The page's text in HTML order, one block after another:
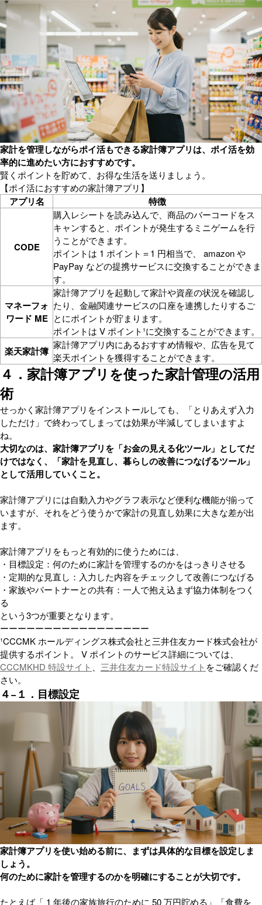
家計を管理しながらポイ活もできる家計簿アプリは、ポイ活を効
率的に進めたい方におすすめです。
賢くポイントを貯めて、お得な生活を送りましょう。
【ポイ活におすすめの家計簿アプリ】
アプリ名 特徴
CODE
購入レシートを読み込んで、商品のバーコードをス
キャンすると、ポイントが発生するミニゲームを行
うことができます。
ポイントは 1 ポイント＝1 円相当で、 amazon や
PayPay などの提携サービスに交換することができま
す。
マネーフォ
ワード ME
家計簿アプリを起動して家計や資産の状況を確認し
たり、金融関連サービスの口座を連携したりするご
とにポイントが貯まります。
ポイントは V ポイント¹に交換することができます。
楽天家計簿
家計簿アプリ内にあるおすすめ情報や、広告を見て
楽天ポイントを獲得することができます。
４．家計簿アプリを使った家計管理の活用
術
せっかく家計簿アプリをインストールしても、「とりあえず入力
しただけ」で終わってしまっては効果が半減してしまいますよ
ね。
大切なのは、家計簿アプリを「お金の見える化ツール」としてだ
けではなく、「家計を見直し、暮らしの改善につなげるツール」
として活用していくこと。
家計簿アプリには自動入力やグラフ表示など便利な機能が揃って
いますが、それをどう使うかで家計の見直し効果に大きな差が出
ます。
家計簿アプリをもっと有効的に使うためには、
・目標設定：何のために家計を管理するのかをはっきりさせる
・定期的な見直し：入力した内容をチェックして改善につなげる
・家族やパートナーとの共有：一人で抱え込まず協力体制をつく
る
という3つが重要となります。
ーーーーーーーーーーーーーーーーー
¹CCCMK ホールディングス株式会社と三井住友カード株式会社が
提供するポイント。 V ポイントのサービス詳細については、
CCCMKHD 特設サイト
三井住友カード特設サイト をご確認くだ
さい。
４−１．目標設定
家計簿アプリを使い始める前に、まずは具体的な目標を設定しま
しょう。
何のために家計を管理するのかを明確にすることが大切です。
たとえば「 1 年後の家族旅行のために 50 万円貯める」「食費を